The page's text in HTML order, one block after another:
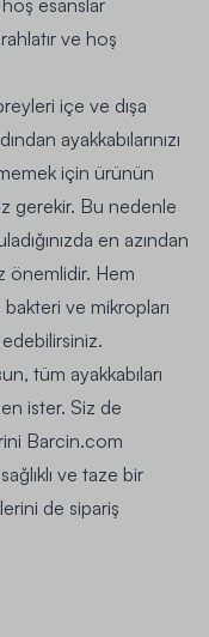
ve hoş
içe ve dışa
ayakkabılarınızı
için ürünün
gerekir. Bu nedenle
en azından
önemlidir. Hem
ve mikropları
tüm ayakkabıları
ister. Siz de
Barcin.com
ve taze bir
de sipariş